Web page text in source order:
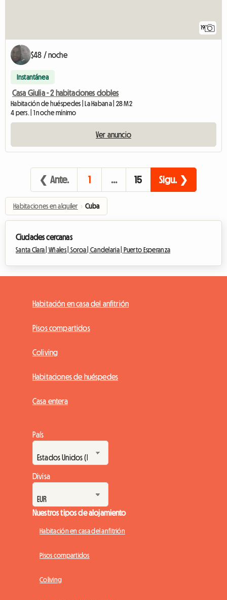
19
$48 / noche
Instantánea
Casa Giulia - 2 habitaciones dobles
Habitación de huéspedes | La Habana | 28 M2
4 pers. | 1 noche mínimo
Ver anuncio
❮ Ante. 1 … 15 Sigu. ❯
Habitaciones en alquiler › Cuba
Ciudades cercanas
Santa Clara | Viñales | Soroa | Candelaria | Puerto Esperanza
Habitación en casa del anfitrión
Pisos compartidos
Coliving
Habitaciones de huéspedes
Casa entera
País
Divisa
Nuestros tipos de alojamiento
Habitación en casa del anfitrión
Pisos compartidos
Coliving